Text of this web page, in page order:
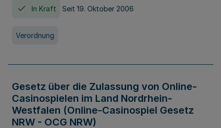
In Kraft Seit 19. Oktober 2006
Verordnung
Gesetz über die Zulassung von Online-
Casinospielen im Land Nordrhein-
Westfalen (Online-Casinospiel Gesetz
NRW - OCG NRW)